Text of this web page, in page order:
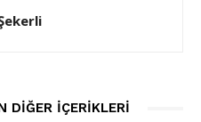
DIĞER İÇERIKLERI